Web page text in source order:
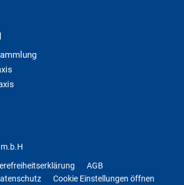
AGB
Cookie Einstellungen öffnen